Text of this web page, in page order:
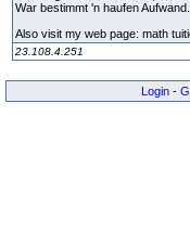
War bestimmt 'n haufen Aufwand.
Also visit my web page: math
23.108.4.251
Login -